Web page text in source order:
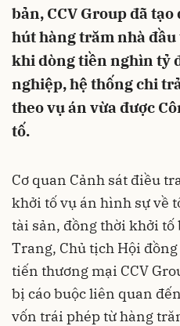
bản, CCV Group đã
hút hàng trăm nhà
khi dòng tiền nghìn tỷ
nghiệp, hệ thống chi
theo vụ án vừa được
tố.
Cơ quan Cảnh sát điều
khởi tố vụ án hình sự về
tài sản, đồng thời khởi tố
Trang, Chủ tịch Hội
tiến thương mại CCV
bị cáo buộc liên quan
vốn trái phép từ hàng